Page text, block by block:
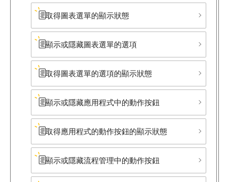
取得圖表選單的顯示狀態
顯示或隱藏圖表選單的選項
取得圖表選單的選項的顯示狀態
顯示或隱藏應用程式中的動作按鈕
取得應用程式的動作按鈕的顯示狀態
顯示或隱藏流程管理中的動作按鈕